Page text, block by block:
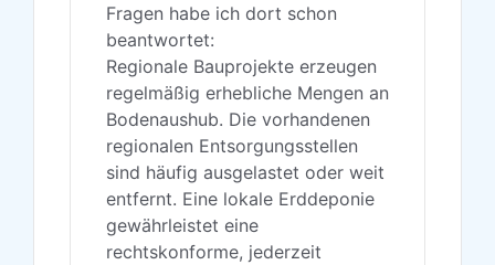
Fragen habe ich dort schon
beantwortet:
Regionale Bauprojekte erzeugen
regelmäßig erhebliche Mengen an
Bodenaushub. Die vorhandenen
regionalen Entsorgungsstellen
sind häufig ausgelastet oder weit
entfernt. Eine lokale Erddeponie
gewährleistet eine
rechtskonforme, jederzeit